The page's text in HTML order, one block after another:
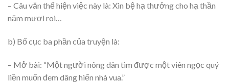
– Câu văn thể hiện việc này là: Xin bệ hạ thưởng cho hạ thần
năm mươi roi…
b) Bố cục ba phần của truyện là:
– Mở bài: “Một người nông dân tìm được một viên ngọc quý
liền muốn đem dâng hiến nhà vua.”